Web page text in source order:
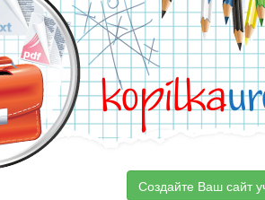
kopilka
Создайте Ваш сайт